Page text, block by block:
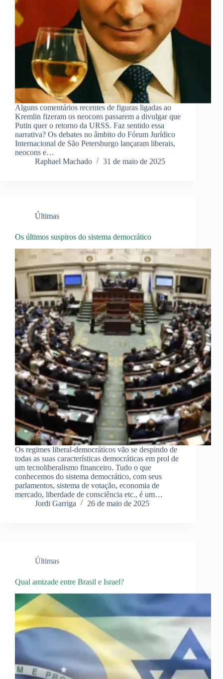
Alguns comentários recentes de figuras ligadas ao
Kremlin fizeram os neocons passarem a divulgar que
Putin quer o retorno da URSS. Faz sentido essa
narrativa? Os debates no âmbito do Fórum Jurídico
Internacional de São Petersburgo lançaram liberais,
neocons e…
Raphael Machado
31 de maio de 2025
Últimas
Os últimos suspiros do sistema democrático
Os regimes liberal-democráticos vão se despindo de
todas as suas características democráticas em prol de
um tecnoliberalismo financeiro. Tudo o que
conhecemos do sistema democrático, com seus
parlamentos, sistema de votação, economia de
mercado, liberdade de consciência etc., é um…
Jordi Garriga
26 de maio de 2025
Últimas
Qual amizade entre Brasil e Israel?